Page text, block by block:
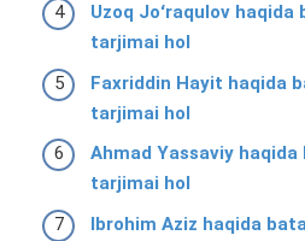
Uzoq Joʻraqulov
tarjimai hol
Faxriddin Hayit haqida
tarjimai hol
Ahmad Yassaviy
tarjimai hol
Ibrohim Aziz haqida